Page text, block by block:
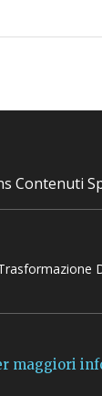
Contenuti
maggiori